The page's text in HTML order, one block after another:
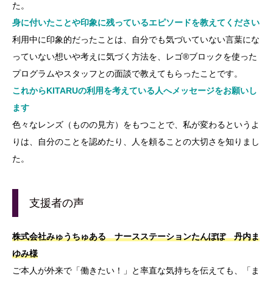
た。
身に付いたことや印象に残っているエピソードを教えてください
利用中に印象的だったことは、自分でも気づいていない言葉にな
っていない想いや考えに気づく方法を、レゴ®ブロックを使った
プログラムやスタッフとの面談で教えてもらったことです。
これからKITARUの利用を考えている人へメッセージをお願いし
ます
色々なレンズ（ものの見方）をもつことで、私が変わるというよ
りは、自分のことを認めたり、人を頼ることの大切さを知りまし
た。
支援者の声
株式会社みゅうちゅある ナースステーションたんぽぽ 丹内ま
ゆみ様
ご本人が外来で「働きたい！」と率直な気持ちを伝えても、「ま